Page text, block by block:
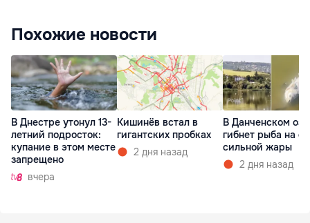
Похожие новости
В Днестре утонул 13-
летний подросток:
купание в этом месте
запрещено
вчера
Кишинёв встал в
гигантских пробках
2 дня назад
В Данченском
гибнет рыба на
сильной жары
2 дня назад